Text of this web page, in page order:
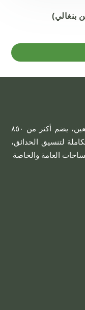
مشتل الأيادي الخضراء، يقع في إمارة العين، يضم أكثر من ٨٥٠
لتنسيق الحدائق،
العامة والخاصة